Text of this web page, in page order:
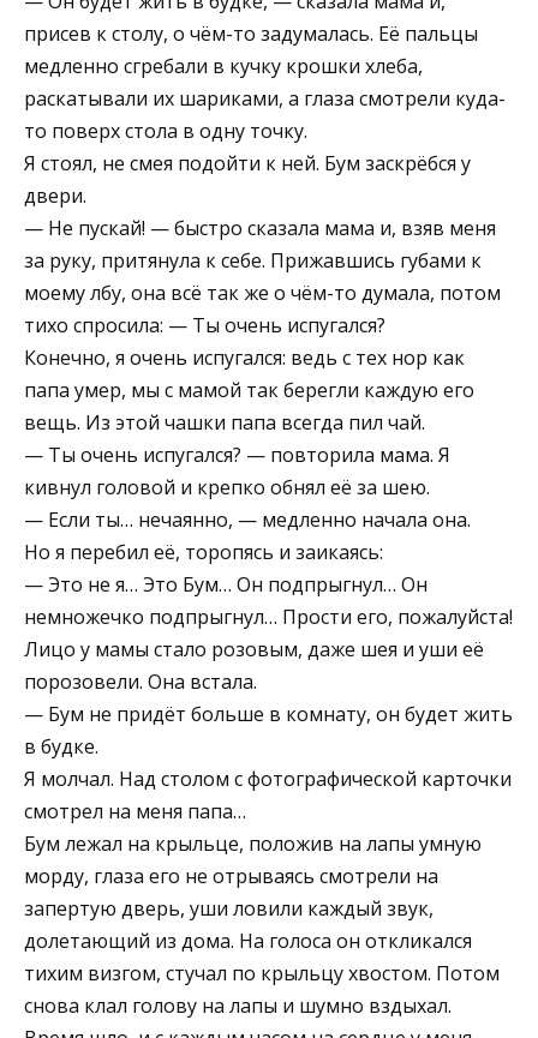
присев к столу, о чём-то задумалась. Её пальцы
медленно сгребали в кучку крошки хлеба,
раскатывали их шариками, а глаза смотрели куда-
то поверх стола в одну точку.
Я стоял, не смея подойти к ней. Бум заскрёбся у
двери.
— Не пускай! — быстро сказала мама и, взяв меня
за руку, притянула к себе. Прижавшись губами к
моему лбу, она всё так же о чём-то думала, потом
тихо спросила: — Ты очень испугался?
Конечно, я очень испугался: ведь с тех нор как
папа умер, мы с мамой так берегли каждую его
вещь. Из этой чашки папа всегда пил чай.
— Ты очень испугался? — повторила мама. Я
кивнул головой и крепко обнял её за шею.
— Если ты… нечаянно, — медленно начала она.
Но я перебил её, торопясь и заикаясь:
— Это не я… Это Бум… Он подпрыгнул… Он
немножечко подпрыгнул… Прости его, пожалуйста!
Лицо у мамы стало розовым, даже шея и уши её
порозовели. Она встала.
— Бум не придёт больше в комнату, он будет жить
в будке.
Я молчал. Над столом с фотографической карточки
смотрел на меня папа…
Бум лежал на крыльце, положив на лапы умную
морду, глаза его не отрываясь смотрели на
запертую дверь, уши ловили каждый звук,
долетающий из дома. На голоса он откликался
тихим визгом, стучал по крыльцу хвостом. Потом
снова клал голову на лапы и шумно вздыхал.